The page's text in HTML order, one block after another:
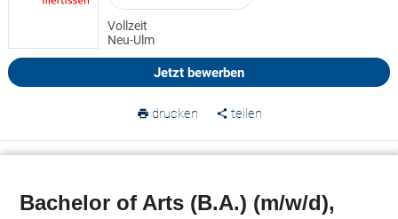
Vollzeit
Neu-Ulm
Jetzt bewerben
drucken teilen